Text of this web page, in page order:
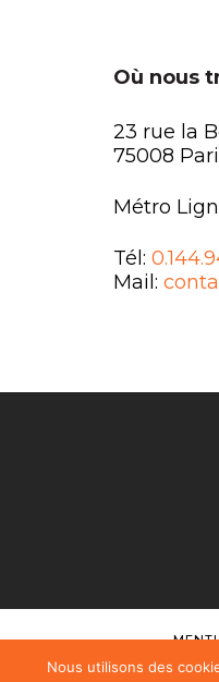
Où nous
23 rue la
75008
Métro
Tél:
Mail:
Nous utilisons des